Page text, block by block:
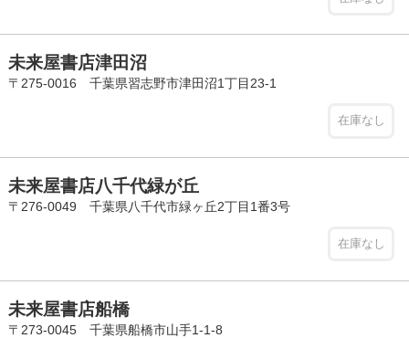
未来屋書店津田沼
〒275-0016 千葉県習志野市津田沼1丁目23-1
在庫なし
未来屋書店八千代緑が丘
〒276-0049 千葉県八千代市緑ヶ丘2丁目1番3号
在庫なし
未来屋書店船橋
〒273-0045 千葉県船橋市山手1-1-8